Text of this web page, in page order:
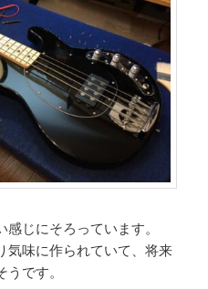
感じにそろっています。
気味に作られていて、将来
です。